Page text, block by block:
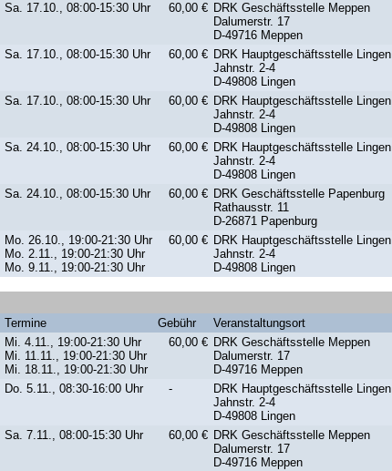
Sa. 17.10., 08:00-15:30 Uhr 60,00 € DRK Geschäftsstelle Meppen
Dalumerstr. 17
D-49716 Meppen
Sa. 17.10., 08:00-15:30 Uhr 60,00 € DRK Hauptgeschäftsstelle Lingen
Jahnstr. 2-4
D-49808 Lingen
Sa. 17.10., 08:00-15:30 Uhr 60,00 € DRK Hauptgeschäftsstelle Lingen
Jahnstr. 2-4
D-49808 Lingen
Sa. 24.10., 08:00-15:30 Uhr 60,00 € DRK Hauptgeschäftsstelle Lingen
Jahnstr. 2-4
D-49808 Lingen
Sa. 24.10., 08:00-15:30 Uhr 60,00 € DRK Geschäftsstelle Papenburg
Rathausstr. 11
D-26871 Papenburg
Mo. 26.10., 19:00-21:30 Uhr
Mo. 2.11., 19:00-21:30 Uhr
Mo. 9.11., 19:00-21:30 Uhr
60,00 € DRK Hauptgeschäftsstelle Lingen
Jahnstr. 2-4
D-49808 Lingen
Termine Gebühr Veranstaltungsort
Mi. 4.11., 19:00-21:30 Uhr
Mi. 11.11., 19:00-21:30 Uhr
Mi. 18.11., 19:00-21:30 Uhr
60,00 € DRK Geschäftsstelle Meppen
Dalumerstr. 17
D-49716 Meppen
Do. 5.11., 08:30-16:00 Uhr -
DRK Hauptgeschäftsstelle Lingen
Jahnstr. 2-4
D-49808 Lingen
Sa. 7.11., 08:00-15:30 Uhr 60,00 € DRK Geschäftsstelle Meppen
Dalumerstr. 17
D-49716 Meppen